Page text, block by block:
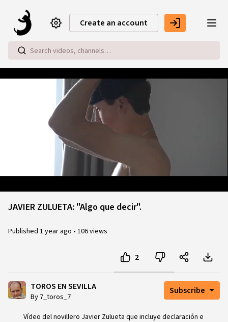
Create an account
4.76%
JAVIER ZULUETA: "Algo que decir".
Published 1 year ago • 106 views
2
TOROS EN SEVILLA
By 7_toros_7
Subscribe
Vídeo del novillero Javier Zulueta que incluye declaración e